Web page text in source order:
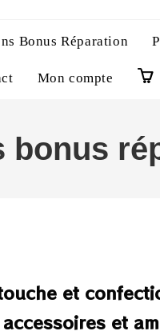
Bonus Réparation
Mon compte
bonus
et
et